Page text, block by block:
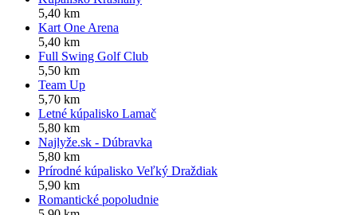
5,40 km
Kart One Arena
5,40 km
Full Swing Golf Club
5,50 km
Team Up
5,70 km
Letné kúpalisko Lamač
5,80 km
Najlyže.sk - Dúbravka
5,80 km
Prírodné kúpalisko Veľký Draždiak
5,90 km
Romantické popoludnie